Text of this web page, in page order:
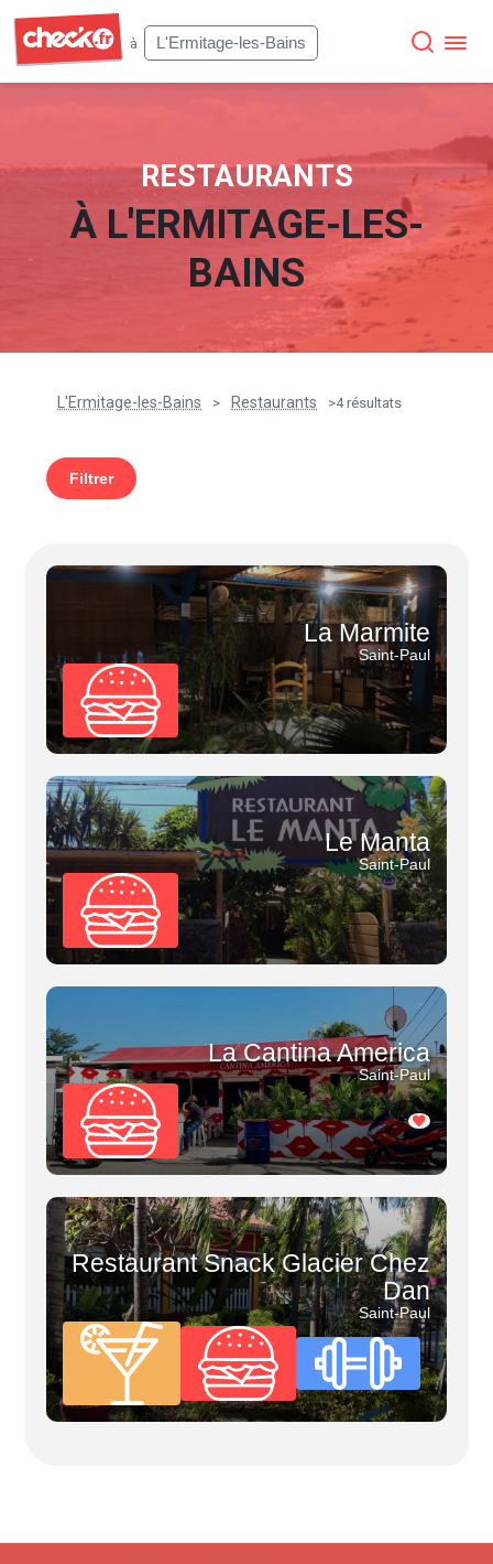
à
L'Ermitage-les-Bains
RESTAURANTS
À L'ERMITAGE-LES-
BAINS
L'Ermitage-les-Bains > Restaurants >4 résultats
Filtrer
La Marmite
Saint-Paul
Le Manta
Saint-Paul
La Cantina America
Saint-Paul
Restaurant Snack Glacier Chez
Dan
Saint-Paul